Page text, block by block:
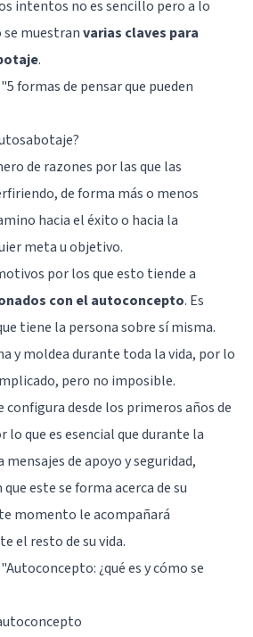
intentos no es sencillo pero a lo
muestranvarias claves para
.
5 formas de pensar que pueden
de razones por las que las
de forma más o menos
hacia el éxito o hacia la
meta u objetivo.
por los que esto tiende a
con el autoconcepto. Es
tiene la persona sobre sí misma.
y moldea durante toda la vida, por lo
pero no imposible.
desde los primeros años de
lo que es esencial que durante la
de apoyo y seguridad,
este se forma acerca de su
momento le acompañará
el resto de su vida.
Autoconcepto: ¿qué es y cómo se